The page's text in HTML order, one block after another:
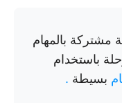
مشتركة بالمهام
باستخدام
بسيطة .